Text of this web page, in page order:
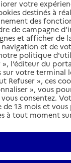
votre
destinés à
des
de campagne
et afficher de
et de
politique
l’éditeur du
sur votre terminal
Refuser », ces
», vous
consentez.
13 mois et
à tout moment